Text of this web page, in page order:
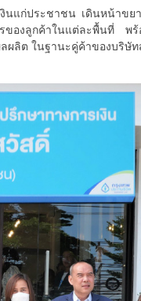
ประชาชน เดินหน้าขยา
ของลูกค้าในแต่ละพื้นที่ พ
ต ในฐานะคู่ค้าของบริษัทสู่